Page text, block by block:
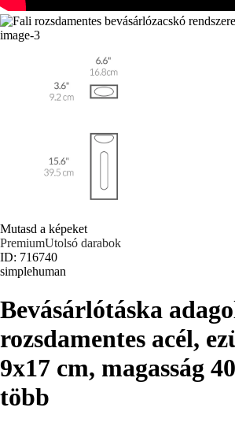
Mutasd a képeket
PremiumUtolsó darabok
ID: 716740
simplehuman
Bevásárlótáska
rozsdamentes acél,
9x17 cm, magasság
több